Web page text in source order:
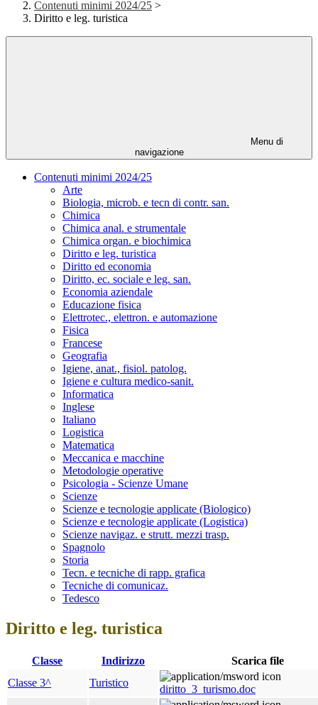
Contenuti minimi 2024/25 >
Diritto e leg. turistica
Menu di
navigazione
Contenuti minimi 2024/25
Arte
Biologia, microb. e tecn di contr. san.
Chimica
Chimica anal. e strumentale
Chimica organ. e biochimica
Diritto e leg. turistica
Diritto ed economia
Diritto, ec. sociale e leg. san.
Economia aziendale
Educazione fisica
Elettrotec., elettron. e automazione
Fisica
Francese
Geografia
Igiene, anat., fisiol. patolog.
Igiene e cultura medico-sanit.
Informatica
Inglese
Italiano
Logistica
Matematica
Meccanica e macchine
Metodologie operative
Psicologia - Scienze Umane
Scienze
Scienze e tecnologie applicate (Biologico)
Scienze e tecnologie applicate (Logistica)
Scienze navigaz. e strutt. mezzi trasp.
Spagnolo
Storia
Tecn. e tecniche di rapp. grafica
Tecniche di comunicaz.
Tedesco
Diritto e leg. turistica
Classe Indirizzo
Scarica file
Classe 3^
Turistico
diritto_3_turismo.doc